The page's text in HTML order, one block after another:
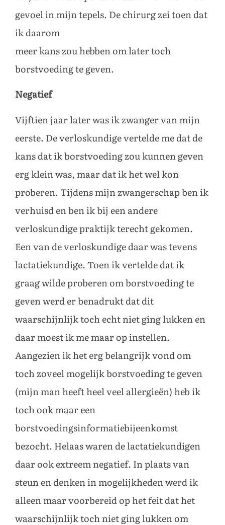
gevoel in mijn tepels. De chirurg zei toen dat
ik daarom
meer kans zou hebben om later toch
borstvoeding te geven.
Negatief
Vijftien jaar later was ik zwanger van mijn
eerste. De verloskundige vertelde me dat de
kans dat ik borstvoeding zou kunnen geven
erg klein was, maar dat ik het wel kon
proberen. Tijdens mijn zwangerschap ben ik
verhuisd en ben ik bij een andere
verloskundige praktijk terecht gekomen.
Een van de verloskundige daar was tevens
lactatiekundige. Toen ik vertelde dat ik
graag wilde proberen om borstvoeding te
geven werd er benadrukt dat dit
waarschijnlijk toch echt niet ging lukken en
daar moest ik me maar op instellen.
Aangezien ik het erg belangrijk vond om
toch zoveel mogelijk borstvoeding te geven
(mijn man heeft heel veel allergieën) heb ik
toch ook maar een
borstvoedingsinformatiebijeenkomst
bezocht. Helaas waren de lactatiekundigen
daar ook extreem negatief. In plaats van
steun en denken in mogelijkheden werd ik
alleen maar voorbereid op het feit dat het
waarschijnlijk toch niet ging lukken om